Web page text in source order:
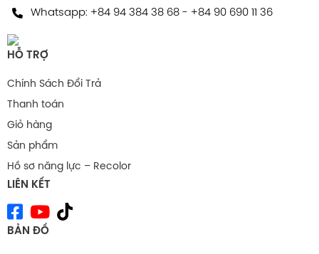
Whatsapp: +84 94 384 38 68- +84 90 690 11 36
HỖ TRỢ
Chính Sách Đổi Trả
Thanh toán
Giỏ hàng
Sản phẩm
Hồ sơ năng lực – Recolor
LIÊN KẾT
BẢN ĐỒ